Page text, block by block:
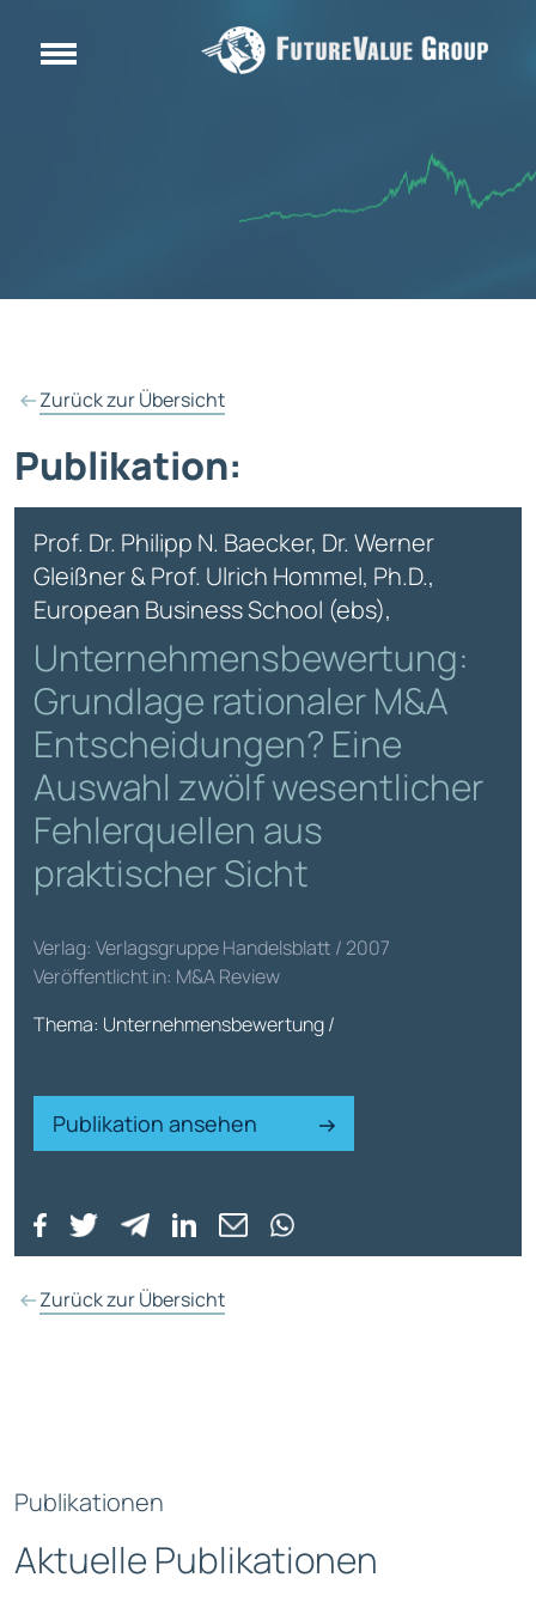
Zurück zur Übersicht
Publikation:
Prof. Dr. Philipp N. Baecker, Dr. Werner
Gleißner & Prof. Ulrich Hommel, Ph.D.,
European Business School (ebs),
Unternehmensbewertung:
Grundlage rationaler M&A
Entscheidungen? Eine
Auswahl zwölf wesentlicher
Fehlerquellen aus
praktischer Sicht
Verlag: Verlagsgruppe Handelsblatt / 2007
Veröffentlicht in: M&A Review
Thema: Unternehmensbewertung /
Publikation ansehen
Zurück zur Übersicht
Publikationen
Aktuelle Publikationen